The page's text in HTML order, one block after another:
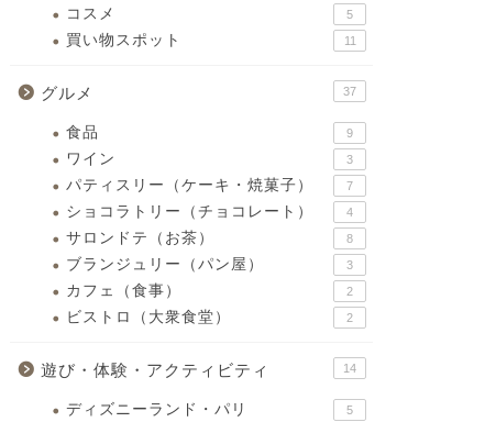
コスメ 5
買い物スポット 11
グルメ 37
食品 9
ワイン 3
パティスリー（ケーキ・焼菓子） 7
ショコラトリー（チョコレート） 4
サロンドテ（お茶） 8
ブランジュリー（パン屋） 3
カフェ（食事） 2
ビストロ（大衆食堂） 2
遊び・体験・アクティビティ 14
ディズニーランド・パリ 5